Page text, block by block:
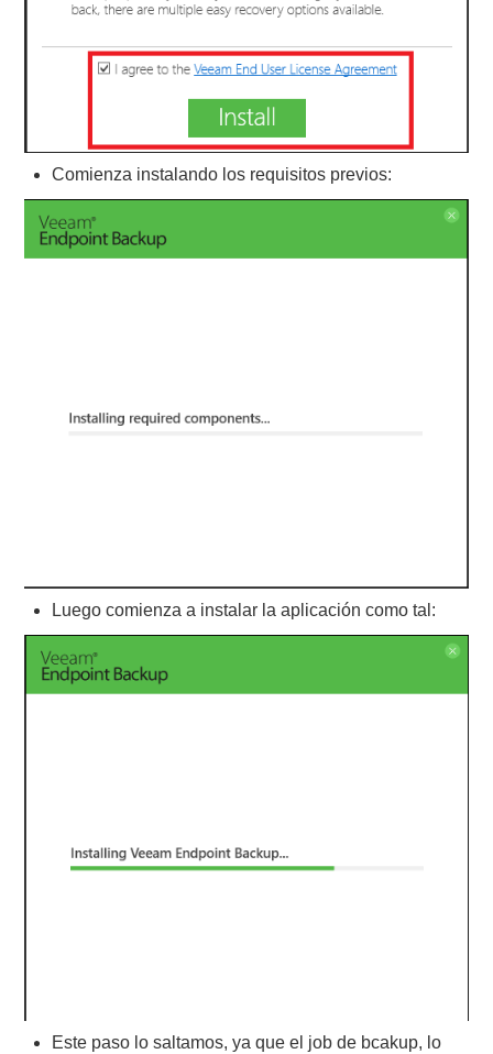
Comienza instalando los requisitos previos:
Luego comienza a instalar la aplicación como tal:
Este paso lo saltamos, ya que el job de bcakup, lo